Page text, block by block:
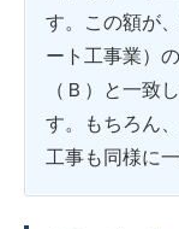
す。この額が
ート工事業）
（Ｂ）と一致
す。もちろん
工事も同様に